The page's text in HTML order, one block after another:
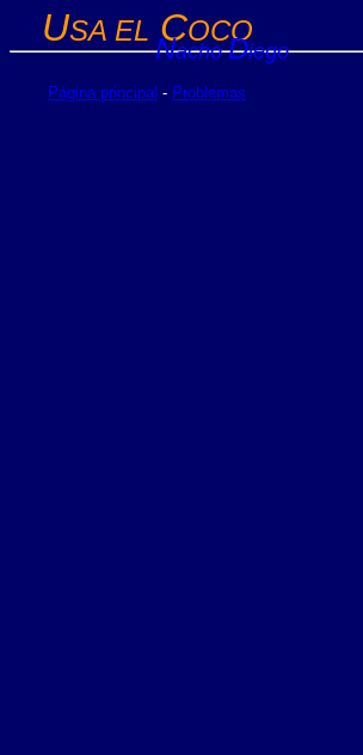
USA EL COCO
NachoDiego
Página principal - Problemas